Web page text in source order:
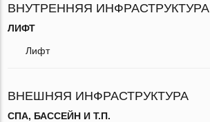
ВНУТРЕННЯЯ ИНФРАСТРУКТУРА
ЛИФТ
Лифт
ВНЕШНЯЯ ИНФРАСТРУКТУРА
СПА, БАССЕЙН И Т.П.